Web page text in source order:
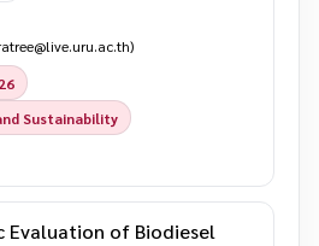
Sustainability
Evaluation of Biodiesel